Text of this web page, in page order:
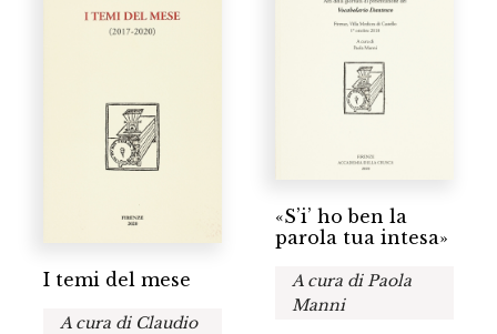
I temi del mese
A cura di Claudio
«S’i’ ho ben la
parola tua intesa»
A cura di Paola
Manni